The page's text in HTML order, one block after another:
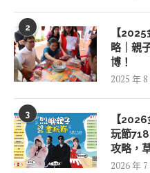
2
【
略｜親
博！
2025 年
3
【
玩節
攻略，
2026 年